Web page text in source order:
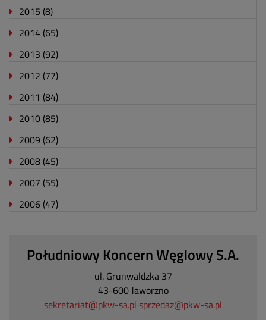
2015 (8)
2014 (65)
2013 (92)
2012 (77)
2011 (84)
2010 (85)
2009 (62)
2008 (45)
2007 (55)
2006 (47)
Południowy Koncern Węglowy S.A.
ul. Grunwaldzka 37
43-600 Jaworzno
sekretariat@pkw-sa.pl sprzedaz@pkw-sa.pl